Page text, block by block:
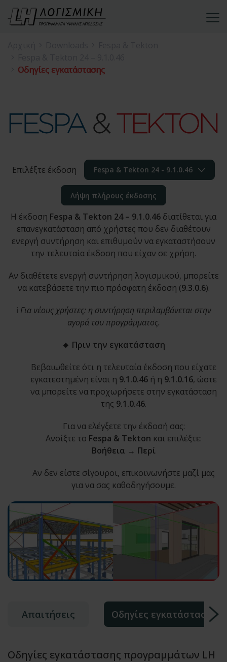
Οδηγίες εγκατάστασης
Επιλέξτε έκδοση Fespa & Tekton 24 - 9.1.0.46
Λήψη πλήρους έκδοσης
Η έκδοση Fespa & Tekton 24 – 9.1.0.46 διατίθεται για
επανεγκατάσταση από χρήστες που δεν διαθέτουν
ενεργή συντήρηση και επιθυμούν να εγκαταστήσουν
την τελευταία έκδοση που είχαν σε χρήση.
Αν διαθέτετε ενεργή συντήρηση λογισμικού, μπορείτε
να κατεβάσετε την πιο πρόσφατη έκδοση (9.3.0.6).
ℹ️ Για νέους χρήστες: η συντήρηση περιλαμβάνεται στην
αγορά του προγράμματος.
🔹 Πριν την εγκατάσταση
Βεβαιωθείτε ότι η τελευταία έκδοση που είχατε
εγκατεστημένη είναι η 9.1.0.46 ή η 9.1.0.16, ώστε
να μπορείτε να προχωρήσετε στην εγκατάσταση
της 9.1.0.46.
Για να ελέγξετε την έκδοσή σας:
Ανοίξτε το Fespa & Tekton και επιλέξτε:
Βοήθεια → Περί
Αν δεν είστε σίγουροι, επικοινωνήστε μαζί μας
για να σας καθοδηγήσουμε.
Απαιτήσεις Οδηγίες εγκατάστασης
Οδηγίες εγκατάστασης προγραμμάτων LH